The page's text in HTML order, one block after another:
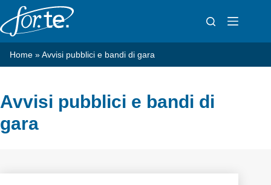
Salta
al
contenuto
Home »Avvisi pubblici e bandi di gara
Avvisi pubblici e bandi di
gara